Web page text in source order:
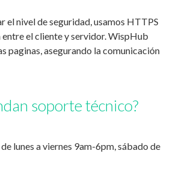
el nivel de seguridad, usamos HTTPS
entre el cliente y servidor. WispHub
paginas, asegurando la comunicación
soporte técnico?
lunes a viernes 9am-6pm, sábado de